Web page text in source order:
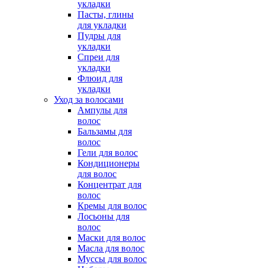
укладки
Пасты, глины
для укладки
Пудры для
укладки
Спреи для
укладки
Флюид для
укладки
Уход за волосами
Ампулы для
волос
Бальзамы для
волос
Гели для волос
Кондиционеры
для волос
Концентрат для
волос
Кремы для волос
Лосьоны для
волос
Маски для волос
Масла для волос
Муссы для волос